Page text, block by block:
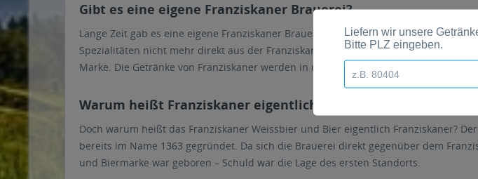
Gibt es eine eigene Franziskaner Brauerei?
Lange Zeit gab es eine eigene Franziskaner Brauerei, die die Franziskaner
Spezialitäten nicht mehr direkt aus der Franziskaner Brauerei. Denn seit der
Marke. Die Getränke von Franziskaner werden in der Löwenbräu Brauerei
Warum heißt Franziskaner eigentlich Franziskaner?
Doch warum heißt das Franziskaner Weissbier und Bier eigentlich Franziskaner?
bereits im Name 1363 gegründet. Da sich die Brauerei direkt gegenüber dem
und Biermarke war geboren – Schuld war die Lage des ersten Standorts.